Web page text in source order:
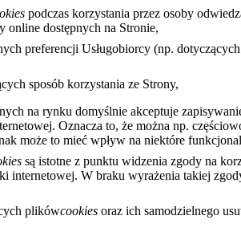
podczas korzystania przez osoby
online dostępnych na Stronie,
preferencji Usługobiorcy (np.
sposób korzystania ze Strony,
na rynku domyślnie akceptuje
Oznacza to, że można np.
może to mieć wpływ na niektóre
są istotne z punktu widzenia zgody na
internetowej. W braku wyrażenia takiej
plikówcookies oraz ich samodzielnego